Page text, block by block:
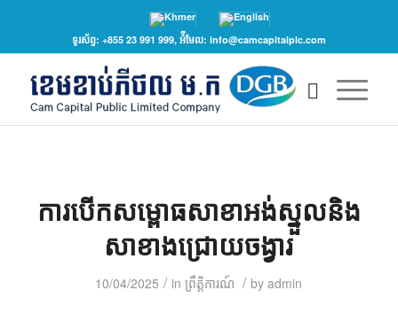
ទូរស័ព្ទ: +855 23 991 999, អ៉ីមែល: info@camcapitalplc.com
ការបើកសម្ពោធសាខាអង់ស្នួលនិង
សាខាងជ្រោយចង្វារ
10/04/2025 / inព្រឹត្តិការណ៍ / byadmin